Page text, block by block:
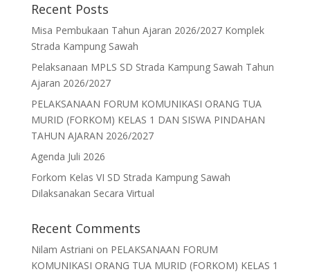
Recent Posts
Misa Pembukaan Tahun Ajaran 2026/2027 Komplek
Strada Kampung Sawah
Pelaksanaan MPLS SD Strada Kampung Sawah Tahun
Ajaran 2026/2027
PELAKSANAAN FORUM KOMUNIKASI ORANG TUA
MURID (FORKOM) KELAS 1 DAN SISWA PINDAHAN
TAHUN AJARAN 2026/2027
Agenda Juli 2026
Forkom Kelas VI SD Strada Kampung Sawah
Dilaksanakan Secara Virtual
Recent Comments
Nilam Astriani on PELAKSANAAN FORUM
KOMUNIKASI ORANG TUA MURID (FORKOM) KELAS 1